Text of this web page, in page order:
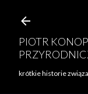
PIOTR
krótkie historie